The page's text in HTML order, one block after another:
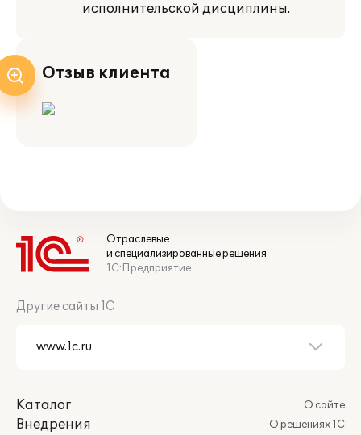
исполнительской дисциплины.
Отзыв клиента
Отраслевые
и специализированные решения
1С:Предприятие
Другие сайты 1С
Каталог
Внедрения
О сайте
О решениях 1С